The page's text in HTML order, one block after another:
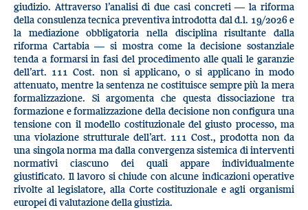
giudizio. Attraverso l’analisi di due casi concreti — la riforma
della consulenza tecnica preventiva introdotta dal d.l. 19/2026 e
la mediazione obbligatoria nella disciplina risultante dalla
riforma Cartabia — si mostra come la decisione sostanziale
tenda a formarsi in fasi del procedimento alle quali le garanzie
dell’art. 111 Cost. non si applicano, o si applicano in modo
attenuato, mentre la sentenza ne costituisce sempre più la mera
formalizzazione. Si argomenta che questa dissociazione tra
formazione e formalizzazione della decisione non configura una
tensione con il modello costituzionale del giusto processo, ma
una violazione strutturale dell’art. 111 Cost., prodotta non da
una singola norma ma dalla convergenza sistemica di interventi
normativi ciascuno dei quali appare individualmente
giustificato. Il lavoro si chiude con alcune indicazioni operative
rivolte al legislatore, alla Corte costituzionale e agli organismi
europei di valutazione della giustizia.